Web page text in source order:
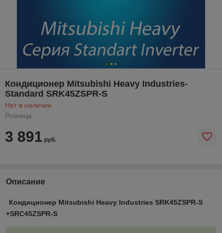
Кондиционер Mitsubishi Heavy Industries-
Standard SRK45ZSPR-S
Нет в наличии
Розница
3 891 руб.
Описание
Кондиционер Mitsubishi Heavy Industries SRK45ZSPR-S
+SRC45ZSPR-S